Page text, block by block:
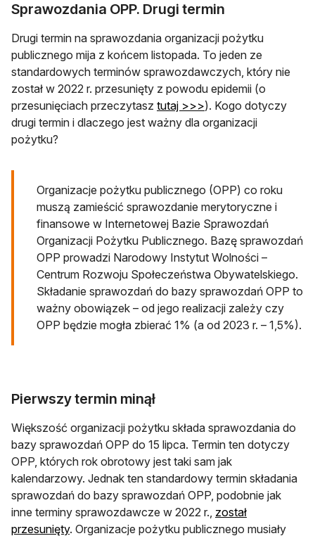
Sprawozdania OPP. Drugi termin
Drugi termin na sprawozdania organizacji pożytku
publicznego mija z końcem listopada. To jeden ze
standardowych terminów sprawozdawczych, który nie
został w 2022 r. przesunięty z powodu epidemii (o
przesunięciach przeczytasz tutaj >>>). Kogo dotyczy
drugi termin i dlaczego jest ważny dla organizacji
pożytku?
Organizacje pożytku publicznego (OPP) co roku
muszą zamieścić sprawozdanie merytoryczne i
finansowe w Internetowej Bazie Sprawozdań
Organizacji Pożytku Publicznego. Bazę sprawozdań
OPP prowadzi Narodowy Instytut Wolności –
Centrum Rozwoju Społeczeństwa Obywatelskiego.
Składanie sprawozdań do bazy sprawozdań OPP to
ważny obowiązek – od jego realizacji zależy czy
OPP będzie mogła zbierać 1% (a od 2023 r. – 1,5%).
Pierwszy termin minął
Większość organizacji pożytku składa sprawozdania do
bazy sprawozdań OPP do 15 lipca. Termin ten dotyczy
OPP, których rok obrotowy jest taki sam jak
kalendarzowy. Jednak ten standardowy termin składania
sprawozdań do bazy sprawozdań OPP, podobnie jak
inne terminy sprawozdawcze w 2022 r., został
przesunięty. Organizacje pożytku publicznego musiały